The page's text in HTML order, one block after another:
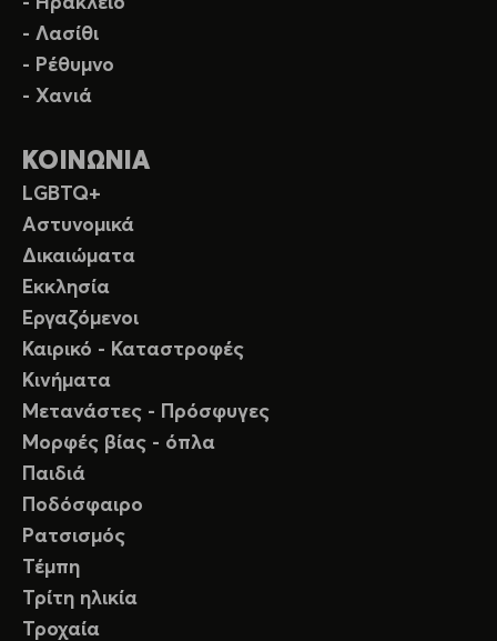
- Λασίθι
- Ρέθυμνο
- Χανιά
ΚΟΙΝΩΝΙΑ
LGBTQ+
Αστυνομικά
Δικαιώματα
Εκκλησία
Εργαζόμενοι
Καιρικό - Καταστροφές
Κινήματα
Μετανάστες - Πρόσφυγες
Μορφές βίας - όπλα
Παιδιά
Ποδόσφαιρο
Ρατσισμός
Τέμπη
Τρίτη ηλικία
Τροχαία